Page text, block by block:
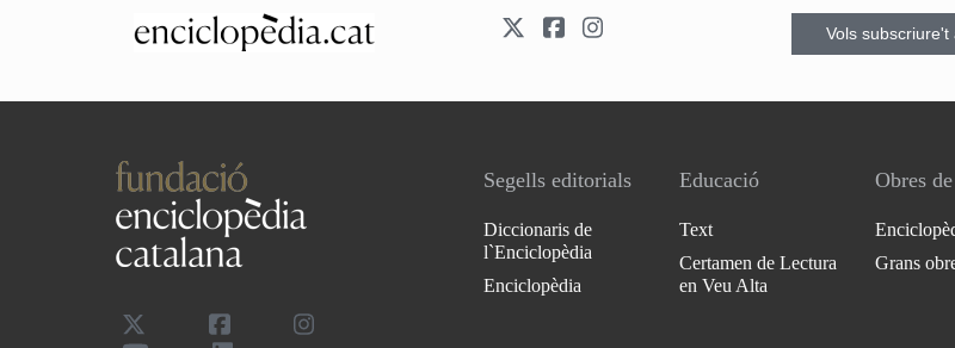
Vols
Segells editorials
Diccionaris de
l`Enciclopèdia
Enciclopèdia
Educació
Text
Certamen de Lectura
en Veu Alta
Obres
Grans